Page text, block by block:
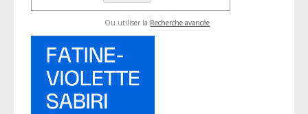
Ou utiliser la Recherche avancée